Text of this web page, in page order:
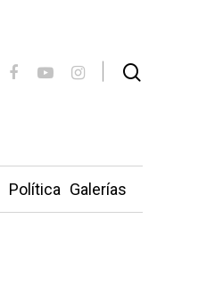
Política Galerías